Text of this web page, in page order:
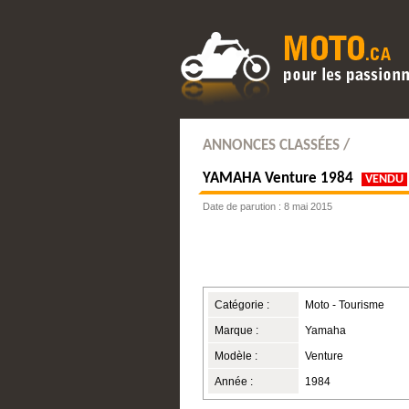
ANNONCES CLASSÉES /
YAMAHAVenture 1984 VENDU
Date de parution : 8 mai 2015
Catégorie : Moto - Tourisme
Marque : Yamaha
Modèle : Venture
Année : 1984